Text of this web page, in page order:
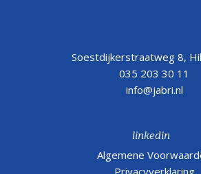
Soestdijkerstraatweg 8,
035 203 30 11
info@jabri.nl
linkedin
Algemene